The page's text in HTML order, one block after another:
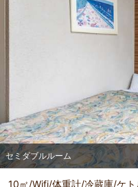
セミダブルルーム
10㎡/Wifi/体重計/冷蔵庫/ケ